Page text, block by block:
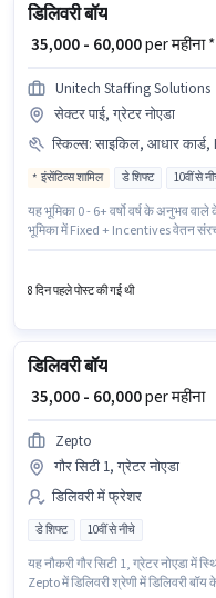
डिलिवरी बॉय
₹ 35,000 - 60,000per महीना *
Unitech Staffing Solutions
सेक्टर पाई, ग्रेटर नोएडा
स्किल्स: साइकिल, आधार कार्ड,
इंसेंटिव्स शामिल डे शिफ्ट 10वीं से
यह भूमिका 0 - 6+ वर्षो वर्ष के अनुभव
भूमिका में Fixed + Incentives वेतन
भूमिका के लिए आवेदन करने हेतु
8 दिन पहले पोस्ट की गई थी
डिलिवरी बॉय
₹ 35,000 - 60,000per महीना
Zepto
गौर सिटी 1, ग्रेटर नोएडा
डिलिवरी में फ्रेशर
डे शिफ्ट 10वीं से नीचे
यह नौकरी गौर सिटी 1, ग्रेटर नोएडा में
Zepto में डिलिवरी श्रेणी में डिलिवरी